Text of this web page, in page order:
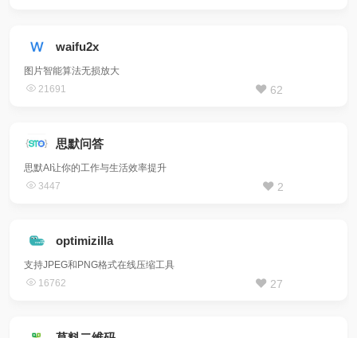
waifu2x
图片智能算法无损放大
21691
62
思默问答
思默AI让你的工作与生活效率提升
3447
2
optimizilla
支持JPEG和PNG格式在线压缩工具
16762
27